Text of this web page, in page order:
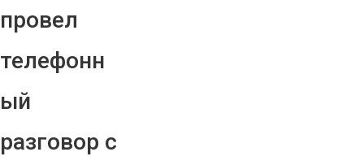
провел
телефонн
ый
разговор с